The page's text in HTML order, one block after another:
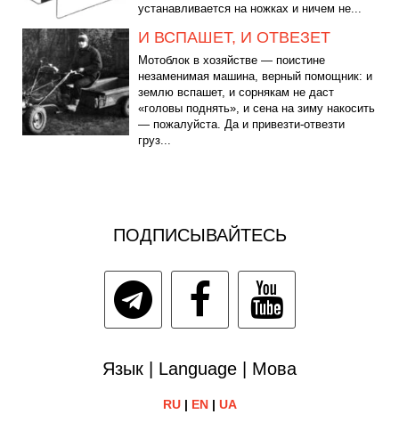
устанавливается на ножках и ничем не...
И ВСПАШЕТ, И ОТВЕЗЕТ
Мотоблок в хозяйстве — поистине
незаменимая машина, верный помощник: и
землю вспашет, и сорнякам не даст
«головы поднять», и сена на зиму накосить
— пожалуйста. Да и привезти-отвезти
груз...
ПОДПИСЫВАЙТЕСЬ
Язык | Language | Мова
RU| EN| UA